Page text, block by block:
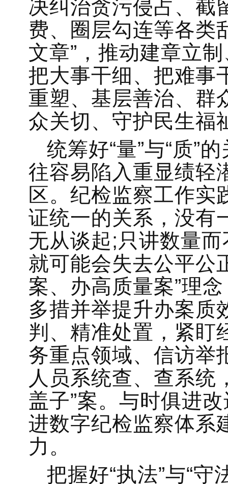
决纠治贪污侵占、截
费、圈层勾连等各类
文章”，推动建章立
把大事干细、把难事
重塑、基层善治、群
众关切、守护民生福
统筹好“量”与“质”
往容易陷入重显绩轻
区。纪检监察工作实
证统一的关系，没有
无从谈起;只讲数量
就可能会失去公平公
案、办高质量案”理
多措并举提升办案质
判、精准处置，紧盯
务重点领域、信访举
人员系统查、查系统
盖子”案。与时俱进
进数字纪检监察体系
力。
把握好“执法”与“